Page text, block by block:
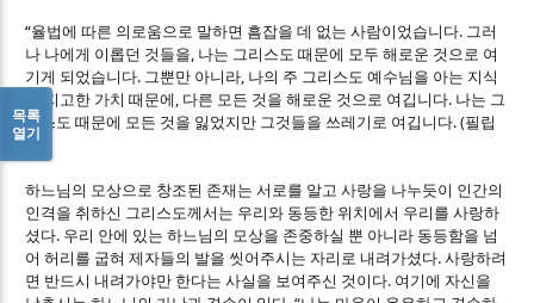
“율법에 따른 의로움으로 말하면 흠잡을 데 없는 사람이었습니다. 그러
나 나에게 이롭던 것들을, 나는 그리스도 때문에 모두 해로운 것으로 여
기게 되었습니다. 그뿐만 아니라, 나의 주 그리스도 예수님을 아는 지식
의 지고한 가치 때문에 , 다른 모든 것을 해로운 것으로 여깁니다. 나는 그
리스도 때문에 모든 것을 잃었지만 그것들을 쓰레기로 여깁니다. (필립
3,7)
하느님의 모상으로 창조된 존재는 서로를 알고 사랑을 나누듯이 인간의
인격을 취하신 그리스도께서는 우리와 동등한 위치에서 우리를 사랑하
셨다. 우리 안에 있는 하느님의 모상을 존중하실 뿐 아니라 동등함을 넘
어 허리를 굽혀 제자들의 발을 씻어주시는 자리로 내려가셨다.사랑하려
면 반드시 내려가야만 한다는 사실을 보여주신 것이다. 여기에 자신을
목록
열기